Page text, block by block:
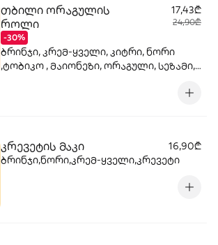
თბილი ორაგულის
როლი
-30%
17,43₾
24,90₾
ბრინჯი, კრემ-ყველი, კიტრი, ნორი
,ტობიკო , მაიონეზი, ორაგული, სეზამი,
კრევეტის მაკი
16,90₾
ბრინჯი,ნორი,კრემ-ყველი,კრევეტი